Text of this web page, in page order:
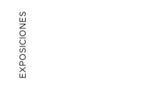
EXPOSICIONES